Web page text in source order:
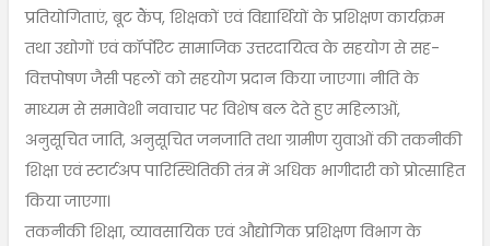
प्रतियोगिताएं, बूट कैंप, शिक्षकों एवं विद्यार्थियों के प्रशिक्षण कार्यक्रम
तथा उद्योगों एवं कॉर्पाेरेट सामाजिक उत्तरदायित्व के सहयोग से सह-
वित्तपोषण जैसी पहलों को सहयोग प्रदान किया जाएगा। नीति के
माध्यम से समावेशी नवाचार पर विशेष बल देते हुए महिलाओं,
अनुसूचित जाति, अनुसूचित जनजाति तथा ग्रामीण युवाओं की तकनीकी
शिक्षा एवं स्टार्टअप पारिस्थितिकी तंत्र में अधिक भागीदारी को प्रोत्साहित
किया जाएगा।
तकनीकी शिक्षा, व्यावसायिक एवं औद्योगिक प्रशिक्षण विभाग के